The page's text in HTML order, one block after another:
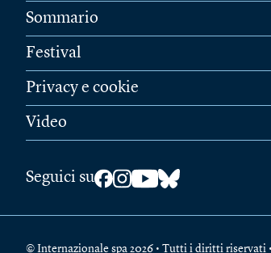
Sommario
Festival
Privacy e cookie
Video
Seguici su
© Internazionale spa 2026 • Tutti i diritti riservati